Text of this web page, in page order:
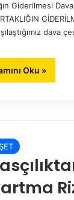
Giderilmesi
dava
Oku »